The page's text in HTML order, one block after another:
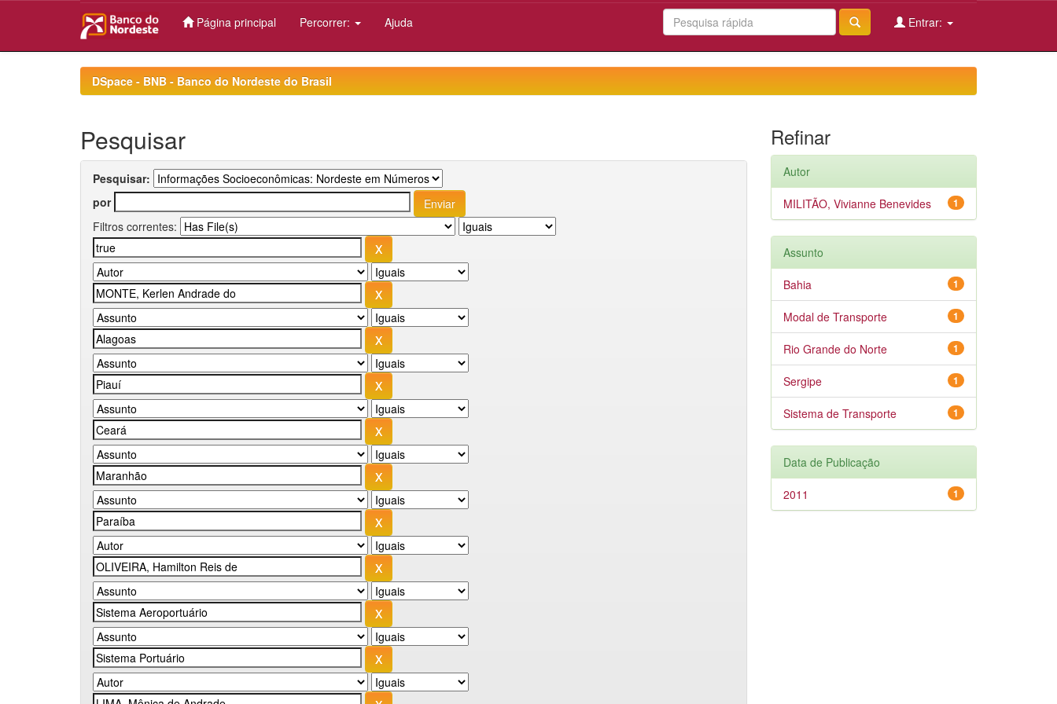
Página principal Percorrer: Ajuda Entrar:
DSpace - BNB - Banco do Nordeste do Brasil
Pesquisar
Pesquisar:
por
Filtros correntes:
Refinar
Autor
1
MILITÃO, Vivianne Benevides
Assunto
1
Bahia
1
Modal de Transporte
1
Rio Grande do Norte
1
Sergipe
1
Sistema de Transporte
Data de Publicação
1
2011